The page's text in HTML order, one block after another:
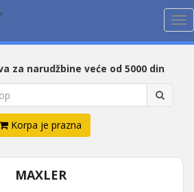
za narudžbine veće od 5000 din
Korpa je prazna
MAXLER